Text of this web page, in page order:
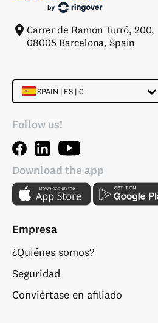
Carrer de Ramon Turró, 200,
08005 Barcelona, Spain
SPAIN | ES | €
Follow us!
Download the app
Empresa
¿Quiénes somos?
Seguridad
Conviértase en afiliado